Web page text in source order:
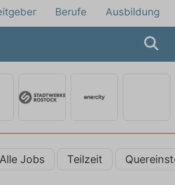
Berufe Ausbildung
Alle Jobs Teilzeit